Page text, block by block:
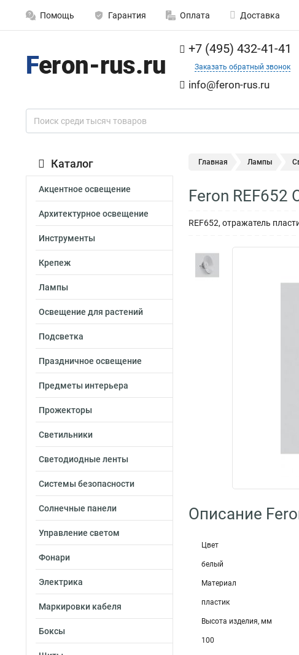
Помощь Гарантия Оплата Доставка
+7 (495) 432-41-41
Заказать обратный звонок
info@feron-rus.ru
Каталог
Акцентное освещение
Архитектурное освещение
Инструменты
Крепеж
Лампы
Освещение для растений
Подсветка
Праздничное освещение
Предметы интерьера
Прожекторы
Светильники
Светодиодные ленты
Системы безопасности
Солнечные панели
Управление светом
Фонари
Электрика
Маркировки кабеля
Боксы
Главная Лампы
Feron
REF652, отражатель
Описание
Цвет
белый
Материал
пластик
Высота изделия, мм
100